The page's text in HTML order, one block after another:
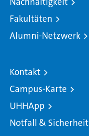
Fakultäten
Alumni-Netzwerk
Kontakt
Campus-Karte
UHHApp
Notfall & Sicherheit